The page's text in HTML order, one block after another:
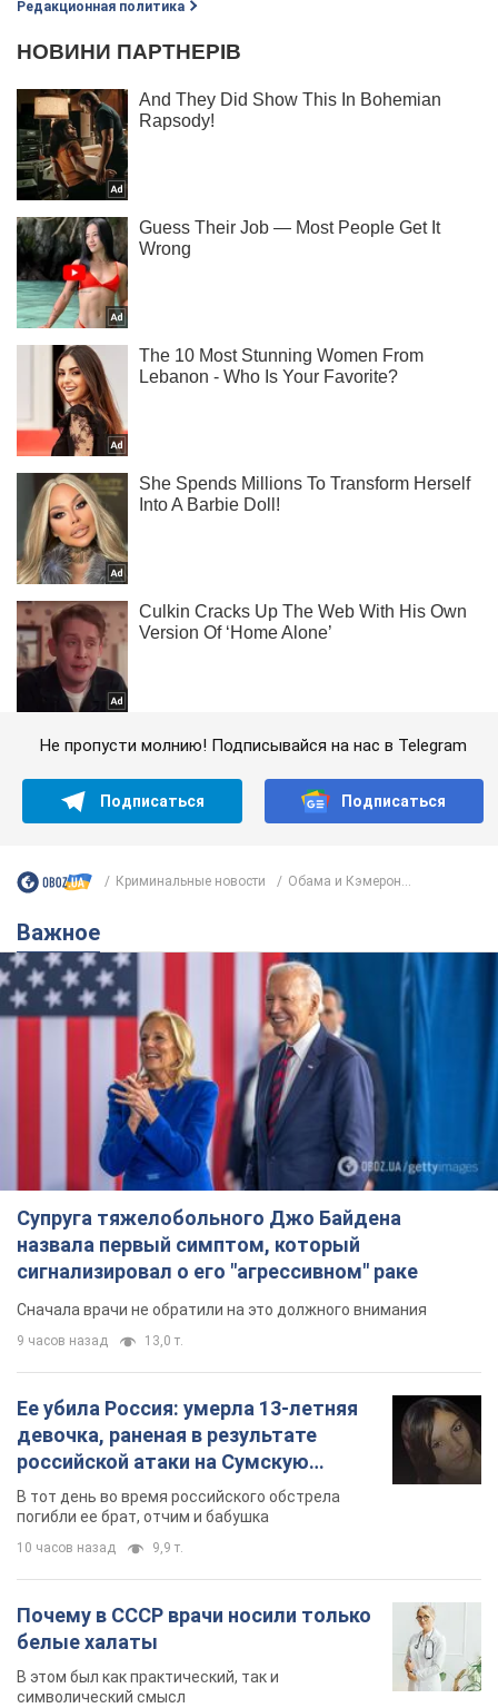
Редакционная политика
Не пропусти молнию! Подписывайся на нас в Telegram
Подписаться Подписаться
Криминальные новости Обама и Кэмерон...
Важное
Супруга тяжелобольного Джо Байдена
назвала первый симптом, который
сигнализировал о его "агрессивном" раке
Сначала врачи не обратили на это должного внимания
9 часов назад 13,0 т.
Ее убила Россия: умерла 13-летняя
девочка, раненая в результате
российской атаки на Сумскую
область. Фото
В тот день во время российского обстрела
погибли ее брат, отчим и бабушка
10 часов назад 9,9 т.
Почему в СССР врачи носили только
белые халаты
В этом был как практический, так и
символический смысл